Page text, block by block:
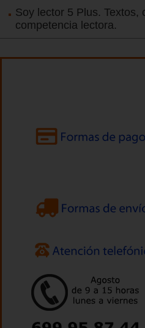
Soy lector 5 Plus. Textos,
competencia lectora.